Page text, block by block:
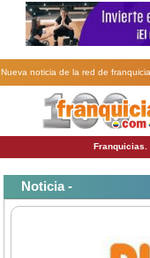
Nueva noticia de la red de
Franquicias.
Noticia -